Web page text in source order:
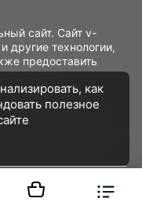
сайт. Сайт v-
другие технологии,
предоставить
повысить
активностей. Если
данные
их использование
как
полезное